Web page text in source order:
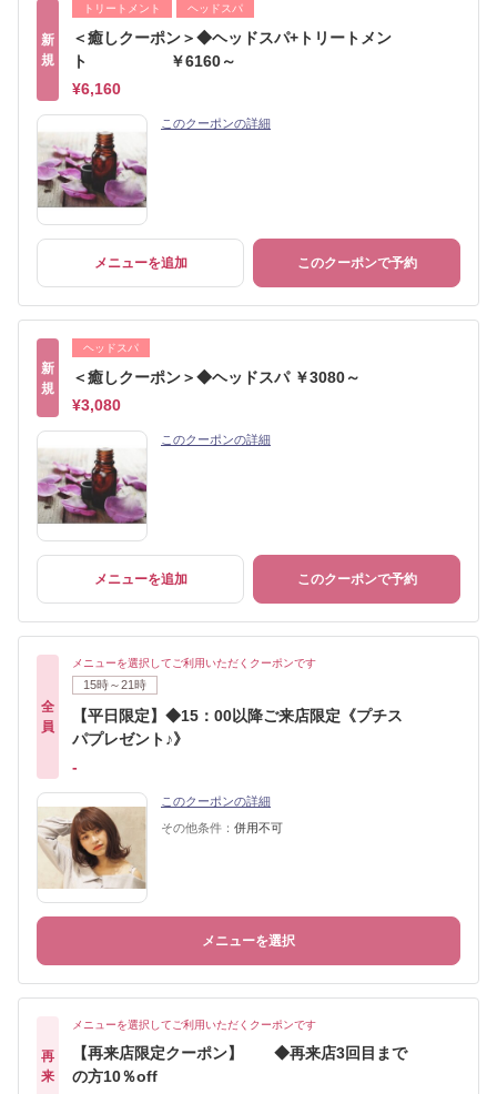
新
規
トリートメント ヘッドスパ
＜癒しクーポン＞◆ヘッドスパ+トリートメン
ト ￥6160～
¥6,160
このクーポンの詳細
メニューを追加 このクーポンで予約
新
規
ヘッドスパ
＜癒しクーポン＞◆ヘッドスパ ￥3080～
¥3,080
このクーポンの詳細
メニューを追加 このクーポンで予約
全
員
メニューを選択してご利用いただくクーポンです
15時～21時
【平日限定】◆15：00以降ご来店限定《プチス
パプレゼント♪》
-
このクーポンの詳細
その他条件： 併用不可
メニューを選択
再
来
メニューを選択してご利用いただくクーポンです
【再来店限定クーポン】 ◆再来店3回目まで
の方10％off